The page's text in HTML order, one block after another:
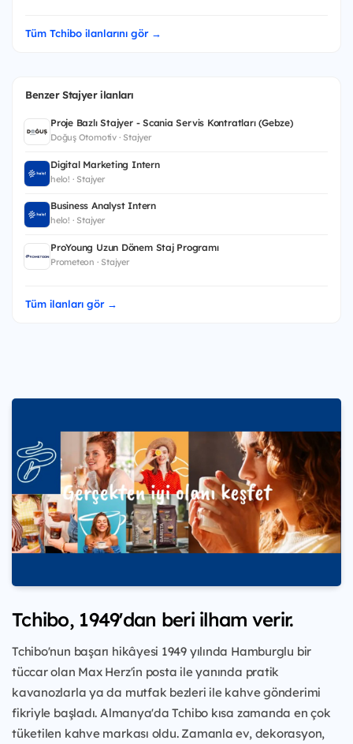
Tüm Tchibo ilanlarını gör →
Benzer Stajyer ilanları
Proje Bazlı Stajyer - Scania Servis Kontratları (Gebze)
Doğuş Otomotiv · Stajyer
Digital Marketing Intern
helo! · Stajyer
Business Analyst Intern
helo! · Stajyer
ProYoung Uzun Dönem Staj Programı
Prometeon · Stajyer
Tüm ilanları gör →
Tchibo, 1949'dan beri ilham verir.
Tchibo'nun başarı hikâyesi 1949 yılında Hamburglu bir
tüccar olan Max Herz'in posta ile yanında pratik
kavanozlarla ya da mutfak bezleri ile kahve gönderimi
fikriyle başladı. Almanya'da Tchibo kısa zamanda en çok
tüketilen kahve markası oldu. Zamanla ev, dekorasyon,